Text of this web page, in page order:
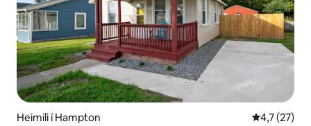
Heimili í Hampton 4,7 af 5 í
4,7 (27)